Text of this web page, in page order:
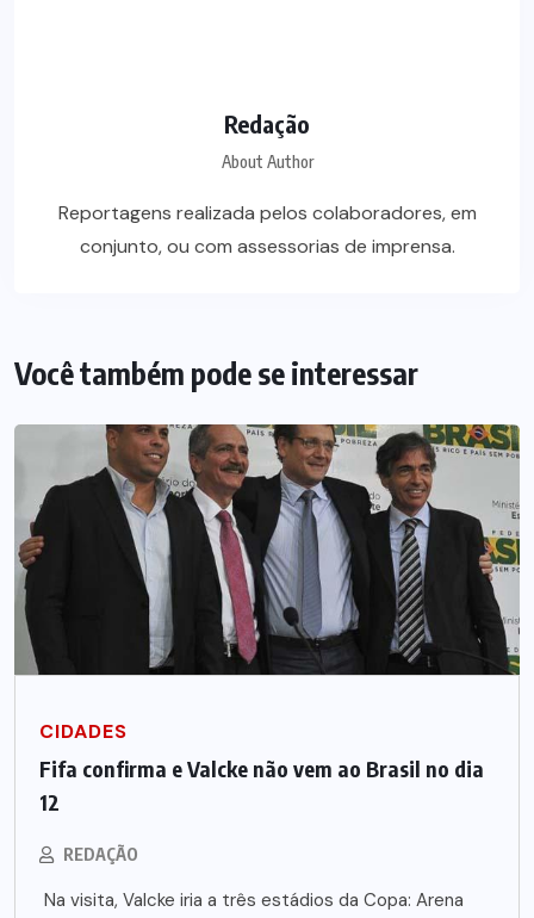
Redação
About Author
Reportagens realizada pelos colaboradores, em
conjunto, ou com assessorias de imprensa.
Você também pode se interessar
CIDADES
Fifa confirma e Valcke não vem ao Brasil no dia
12
REDAÇÃO
Na visita, Valcke iria a três estádios da Copa: Arena